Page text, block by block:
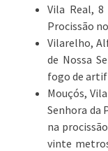
Vila Real, 8
Procissão
Vilarelho,
de Nossa
fogo de
Mouçós,
Senhora da
na
vinte